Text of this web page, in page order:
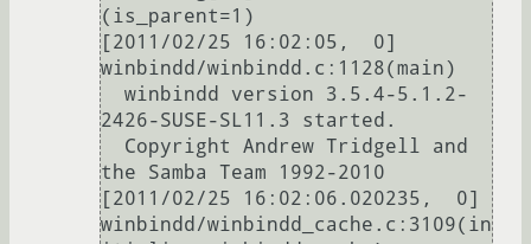
(is_parent=1)
[2011/02/25 16:02:05,  0]
winbindd/winbindd.c:1128(main)
2426-SUSE-SL11.3 started.
the Samba Team 1992-2010
[2011/02/25 16:02:06.020235,  0]
winbindd/winbindd_cache.c:3109(in